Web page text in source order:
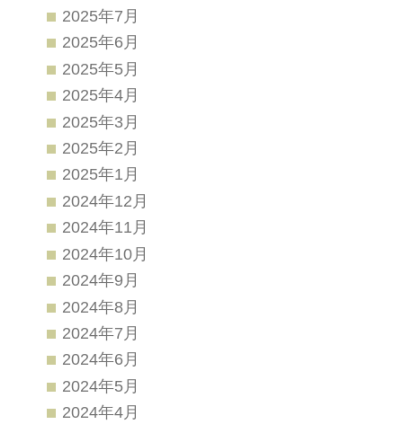
2025年7月
2025年6月
2025年5月
2025年4月
2025年3月
2025年2月
2025年1月
2024年12月
2024年11月
2024年10月
2024年9月
2024年8月
2024年7月
2024年6月
2024年5月
2024年4月